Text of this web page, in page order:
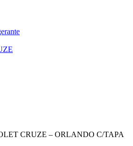
CRUZE – ORLANDO C/TAPA